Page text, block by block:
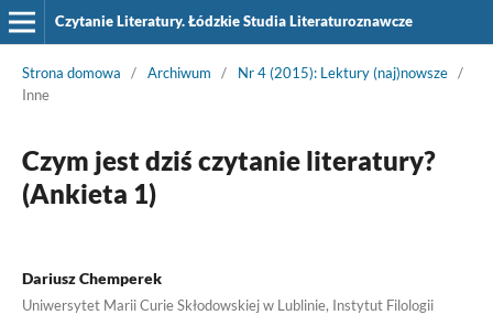
Czytanie Literatury. Łódzkie Studia Literaturoznawcze
Strona domowa / Archiwum / Nr 4 (2015): Lektury (naj)nowsze /
Inne
Czym jest dziś czytanie literatury?
(Ankieta 1)
Dariusz Chemperek
Uniwersytet Marii Curie Skłodowskiej w Lublinie, Instytut Filologii